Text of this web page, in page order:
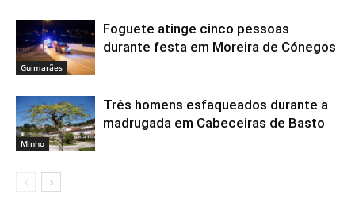
Guimarães
Foguete atinge cinco pessoas
durante festa em Moreira de Cónegos
Minho
Três homens esfaqueados durante a
madrugada em Cabeceiras de Basto